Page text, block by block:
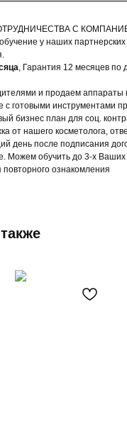
С КОМПАНИЕЙ
у наших
, Гарантия 12 месяцев по
и продаем
с готовыми инструментами
бизнес план для соц.
от нашего косметолога,
день после подписания
Можем обучить до 3-х
ознакомления